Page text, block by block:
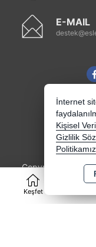
Keşfet
E-MAIL
Copyright 2026
Kredi kartı
korunmaktadır.
İnternet
Kişisel
Gizlilik